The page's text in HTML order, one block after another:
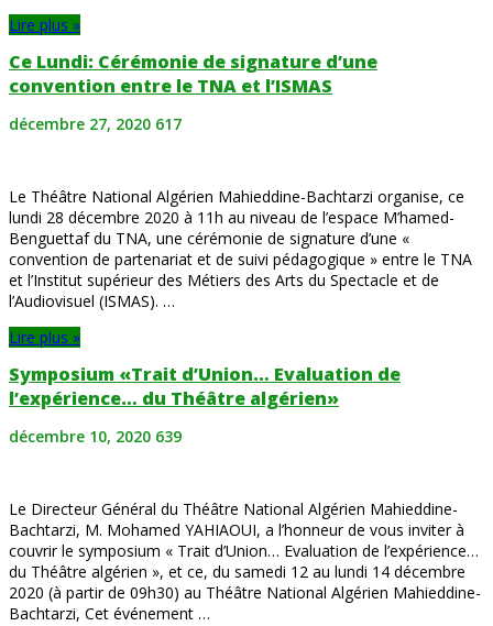
Lire plus »
Ce Lundi: Cérémonie de signature d’une
convention entre le TNA et l’ISMAS
décembre 27, 2020 617
Le Théâtre National Algérien Mahieddine-Bachtarzi organise, ce
lundi 28 décembre 2020 à 11h au niveau de l’espace M’hamed-
Benguettaf du TNA, une cérémonie de signature d’une «
convention de partenariat et de suivi pédagogique » entre le TNA
et l’Institut supérieur des Métiers des Arts du Spectacle et de
l’Audiovisuel (ISMAS). …
Lire plus »
Symposium «Trait d’Union… Evaluation de
l’expérience… du Théâtre algérien»
décembre 10, 2020 639
Le Directeur Général du Théâtre National Algérien Mahieddine-
Bachtarzi, M. Mohamed YAHIAOUI, a l’honneur de vous inviter à
couvrir le symposium « Trait d’Union… Evaluation de l’expérience…
du Théâtre algérien », et ce, du samedi 12 au lundi 14 décembre
2020 (à partir de 09h30) au Théâtre National Algérien Mahieddine-
Bachtarzi, Cet événement …